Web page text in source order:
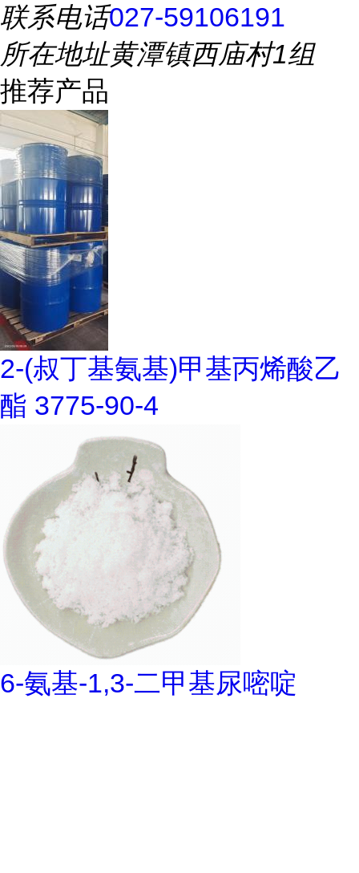
联系电话027-59106191
所在地址黄潭镇西庙村1组
推荐产品
2-(叔丁基氨基)甲基丙烯酸乙
酯 3775-90-4
6-氨基-1,3-二甲基尿嘧啶